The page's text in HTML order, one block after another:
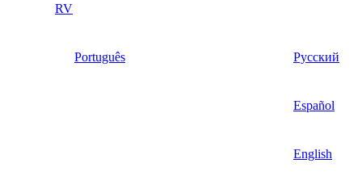
RV
Português Русский
Español
English